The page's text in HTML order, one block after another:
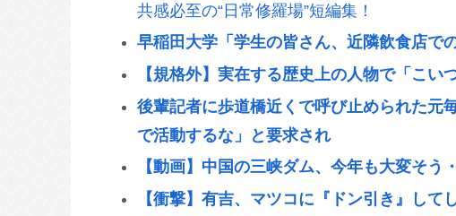
共感必至の“日常修羅場”短編集！
早稲田大学「学生の皆さん、近隣飲食店で
【規格外】実在する歴史上の人物で「こ
後輩記者に歩道橋近くで呼び止められた元
で活動するな」と要求され
【動画】中国の三峡ダム、今年も大変そう
【衝撃】有吉、マツコに『ドン引き』して